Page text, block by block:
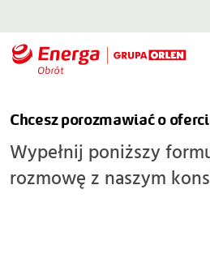
Chcesz porozmawiać o
Wypełnij poniższy
rozmowę z naszym